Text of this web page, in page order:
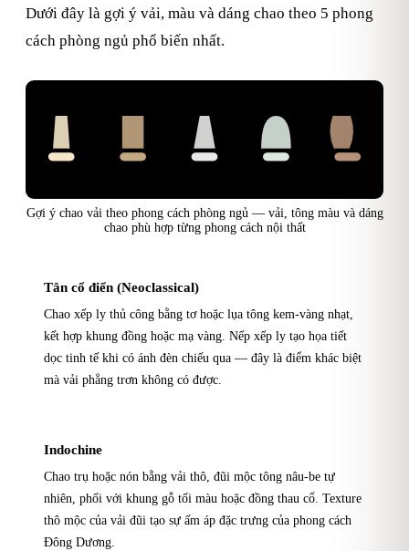
Dưới đây là gợi ý vải, màu và dáng chao theo 5 phong
cách phòng ngủ phổ biến nhất.
Gợi ý chao vải theo phong cách phòng ngủ — vải, tông màu và dáng
chao phù hợp từng phong cách nội thất
Tân cổ điển (Neoclassical)
Chao xếp ly thủ công bằng tơ hoặc lụa tông kem-vàng nhạt,
kết hợp khung đồng hoặc mạ vàng. Nếp xếp ly tạo họa tiết
dọc tinh tế khi có ánh đèn chiếu qua — đây là điểm khác biệt
mà vải phẳng trơn không có được.
Indochine
Chao trụ hoặc nón bằng vải thô, đũi mộc tông nâu-be tự
nhiên, phối với khung gỗ tối màu hoặc đồng thau cổ. Texture
thô mộc của vải đũi tạo sự ấm áp đặc trưng của phong cách
Đông Dương.